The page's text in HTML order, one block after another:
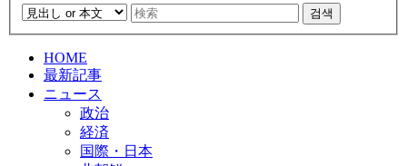
검색
HOME
最新記事
ニュース
政治
経済
国際・日本